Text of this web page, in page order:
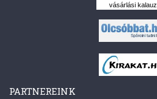
vásárlási kalauz
PARTNEREINK